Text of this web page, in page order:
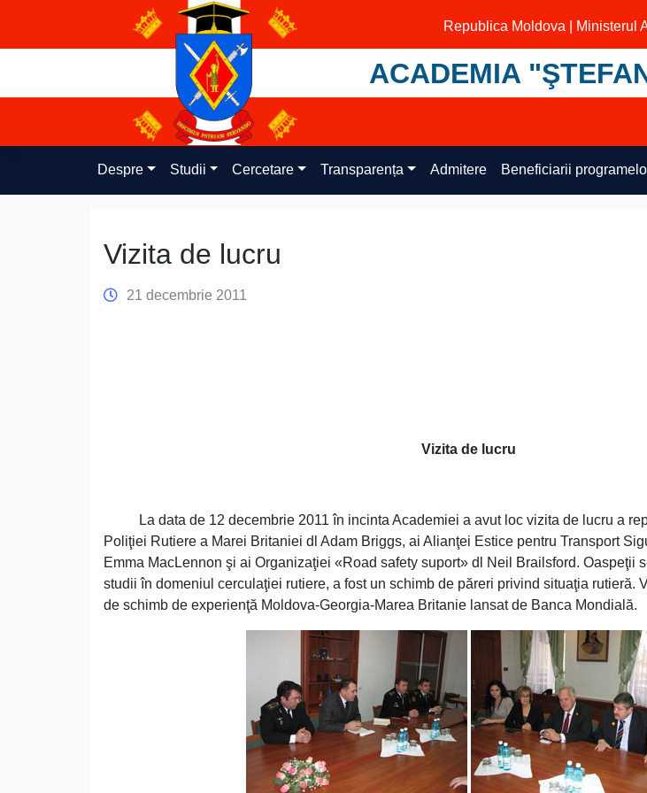
content
Republica Moldova | Ministerul
ACADEMIA
Despre Studii Cercetare Transparența Admitere Beneficiarii
Vizita de lucru
21 decembrie 2011
Vizita de lucru
La data de 12 decembrie 2011 în incinta Academiei a avut loc vizita de lucru a
Poliţiei Rutiere a Marei Britaniei dl Adam Briggs, ai Alianţei Estice pentru Transport
Emma MacLennon şi ai Organizaţiei «Road safety suport» dl Neil Brailsford. Oaspeţii
studii în domeniul cerculaţiei rutiere, a fost un schimb de păreri privind situaţia rutieră.
de schimb de experienţă Moldova-Georgia-Marea Britanie lansat de Banca Mondială.